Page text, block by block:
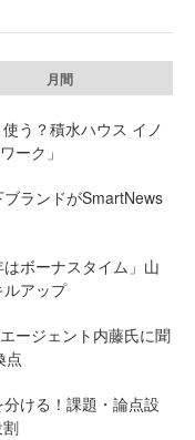
月間
う？積水ハウス イノ
ーク」
ランドがSmartNews
はボーナスタイム」山
アップ
ージェント内藤氏に聞
点
分ける！課題・論点設